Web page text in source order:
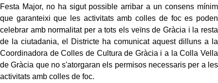
Festa Major, no ha sigut possible arribar a un consens mínim
que garanteixi que les activitats amb colles de foc es poden
celebrar amb normalitat per a tots els veïns de Gràcia i la resta
de la ciutadania, el Districte ha comunicat aquest dilluns a la
Coordinadora de Colles de Cultura de Gràcia i a la Colla Vella
de Gràcia que no s'atorgaran els permisos necessaris per a les
activitats amb colles de foc.